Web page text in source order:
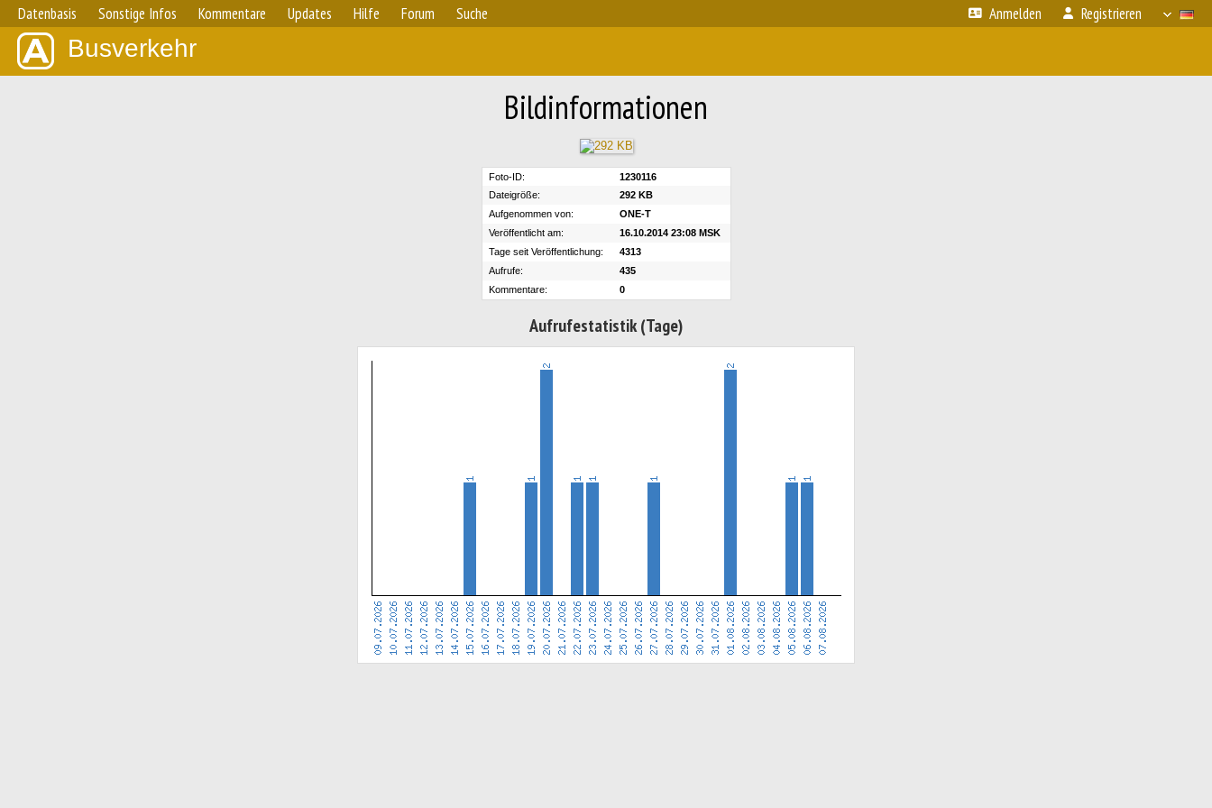
Datenbasis Sonstige Infos Kommentare Updates Hilfe Forum Suche Anmelden Registrieren
Busverkehr
Bildinformationen
Foto-ID:
1230116
Dateigröße:
292 KB
Aufgenommen von:
ONE-T
Veröffentlicht am:
16.10.2014 23:08 MSK
Tage seit Veröffentlichung:
4313
Aufrufe:
435
Kommentare:
0
Aufrufestatistik (Tage)